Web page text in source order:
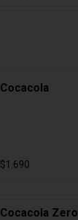
Cocacola
$1.690
Cocacola Zero